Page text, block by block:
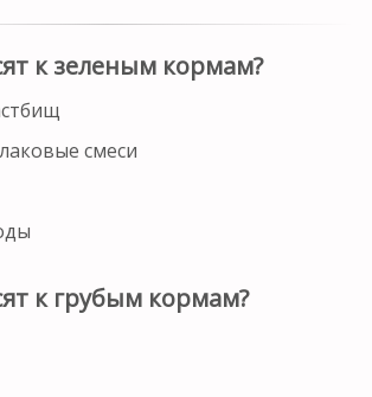
к зеленым кормам?
смеси
к грубым кормам?